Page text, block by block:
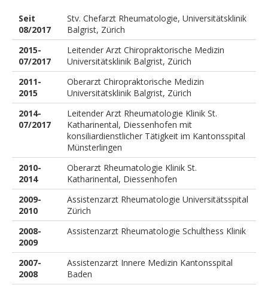
Seit
08/2017
Stv. Chefarzt Rheumatologie, Universitätsklinik
Balgrist, Zürich
2015-
07/2017
Leitender Arzt Chiropraktorische Medizin
Universitätsklinik Balgrist, Zürich
2011-
2015
Oberarzt Chiropraktorische Medizin
Universitätsklinik Balgrist, Zürich
2014-
07/2017
Leitender Arzt Rheumatologie Klinik St.
Katharinental, Diessenhofen mit
konsiliardienstlicher Tätigkeit im Kantonsspital
Münsterlingen
2010-
2014
Oberarzt Rheumatologie Klinik St.
Katharinental, Diessenhofen
2009-
2010
Assistenzarzt Rheumatologie Universitätsspital
Zürich
2008-
2009
Assistenzarzt Rheumatologie Schulthess Klinik
2007-
2008
Assistenzarzt Innere Medizin Kantonsspital
Baden